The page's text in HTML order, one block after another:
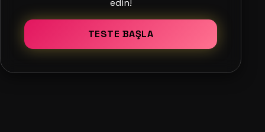
edin!
TESTE BAŞLA